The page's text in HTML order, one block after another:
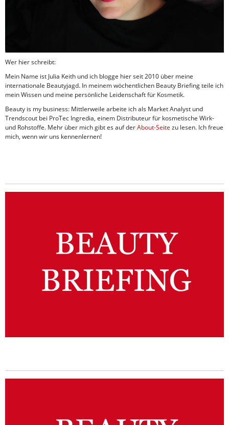
Wer hier schreibt:
Mein Name ist Julia Keith und ich blogge hier seit 2010 über meine
internationale Beautyjagd. In meinem wöchentlichen Beauty Briefing teile ich
mein Wissen und meine persönliche Leidenschaft für Kosmetik.
Beauty is my business: Mittlerweile arbeite ich als Market Analyst und
Trendscout bei ProTec Ingredia, einem Distributeur für kosmetische Wirk-
und Rohstoffe. Mehr über mich gibt es auf derAbout-Seite zu lesen. Ich freue
mich, wenn wir uns kennenlernen!